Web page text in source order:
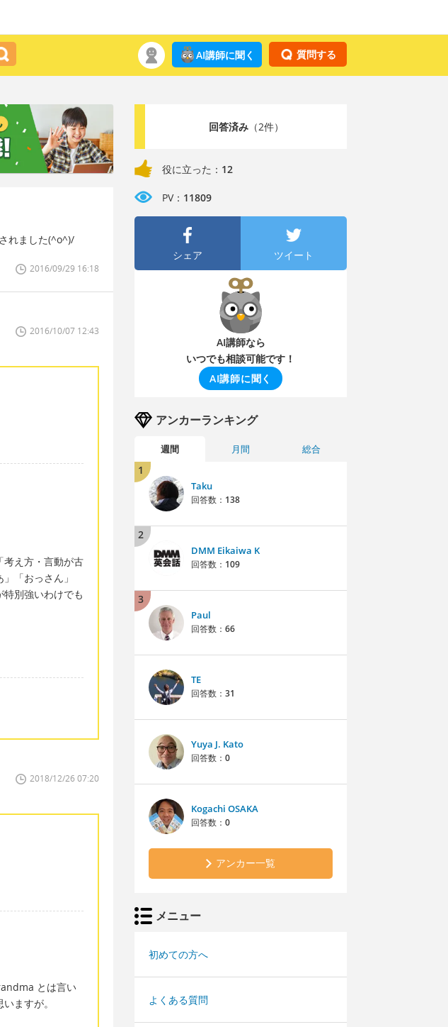
質問する
AI講師に聞く
れました(^o^)/
2016/09/29 16:18
2016/10/07 12:43
考え方・言動が古
「おっさん」
特別強いわけでも
2018/12/26 07:20
とは言い
ますが。
回答済み（2件）
役に立った： 12
PV： 11809
シェア ツイート
AI講師なら
いつでも相談可能です！
AI講師に聞く
アンカーランキング
週間 月間 総合
1
Taku
回答数： 138
2
DMM Eikaiwa K
回答数： 109
3
Paul
回答数： 66
TE
回答数： 31
Yuya J. Kato
回答数： 0
Kogachi OSAKA
回答数： 0
アンカー一覧
メニュー
初めての方へ
よくある質問